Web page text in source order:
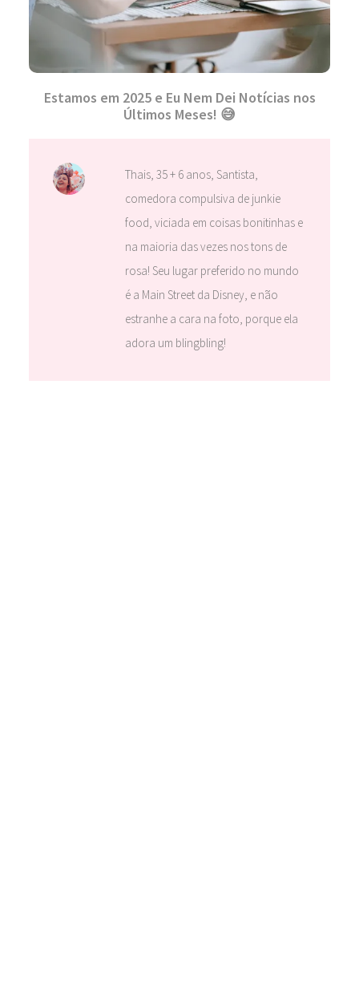
Estamos em 2025 e Eu Nem Dei Notícias nos
Últimos Meses! 😅
Thais, 35 + 6 anos, Santista,
comedora compulsiva de junkie
food, viciada em coisas bonitinhas e
na maioria das vezes nos tons de
rosa! Seu lugar preferido no mundo
é a Main Street da Disney, e não
estranhe a cara na foto, porque ela
adora um blingbling!